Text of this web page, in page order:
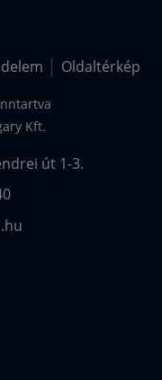
Oldaltérkép
Kft.
út 1-3.